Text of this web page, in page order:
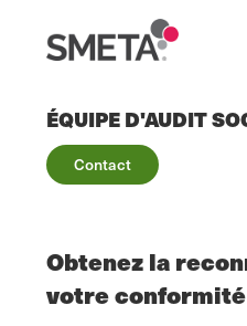
ÉQUIPE D'AUDIT
Contact
Obtenez la
votre conformité